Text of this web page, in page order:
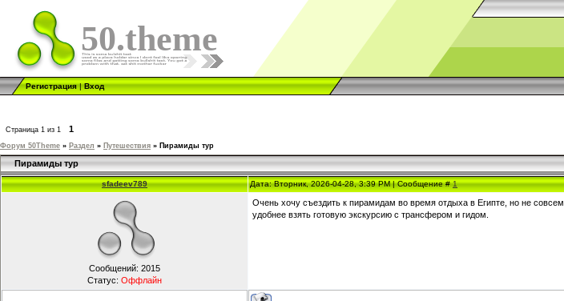
50.theme
Регистрация|Вход
Страница 1 из 1 1
Форум 50Theme » Раздел » Путешествия » Пирамиды тур
Пирамиды тур
sfadeev789 Дата: Вторник, 2026-04-28, 3:39 PM | Сообщение #1
Сообщений: 2015
Статус: Оффлайн
Очень хочу съездить к пирамидам во время отдыха в Египте, но не
удобнее взять готовую экскурсию с трансфером и гидом.